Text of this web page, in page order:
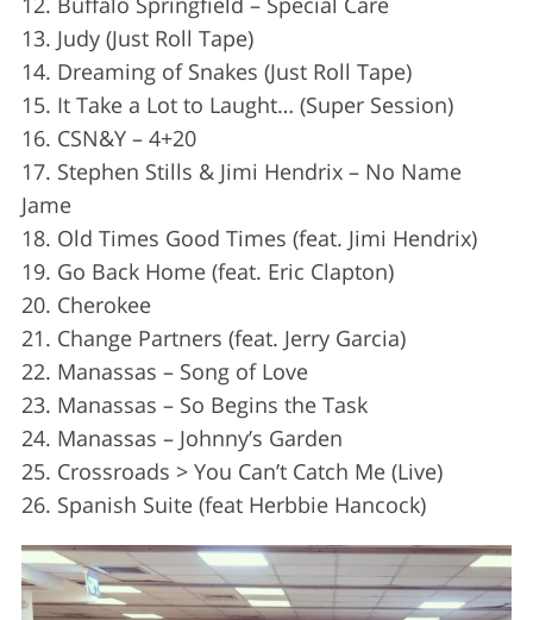
13. Judy (Just Roll Tape)
14. Dreaming of Snakes (Just Roll Tape)
15. It Take a Lot to Laught… (Super Session)
16. CSN&Y – 4+20
17. Stephen Stills & Jimi Hendrix – No Name
Jame
18. Old Times Good Times (feat. Jimi Hendrix)
19. Go Back Home (feat. Eric Clapton)
20. Cherokee
21. Change Partners (feat. Jerry Garcia)
22. Manassas – Song of Love
23. Manassas – So Begins the Task
24. Manassas – Johnny’s Garden
25. Crossroads > You Can’t Catch Me (Live)
26. Spanish Suite (feat Herbbie Hancock)